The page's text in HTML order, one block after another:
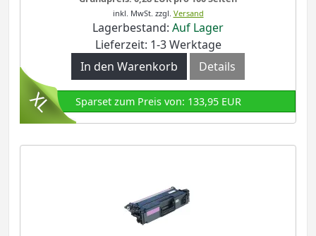
inkl. MwSt. zzgl. Versand
Lagerbestand: Auf Lager
Lieferzeit: 1-3 Werktage
In den Warenkorb
Details
Sparset zum Preis von: 133,95 EUR